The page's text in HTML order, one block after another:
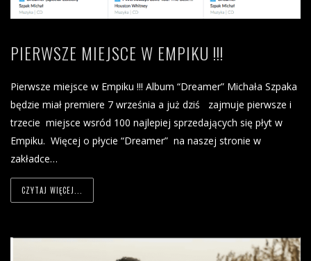
PIERWSZE MIEJSCE W EMPIKU !!!
Pierwsze miejsce w Empiku !!! Album “Dreamer” Michała Szpaka
będzie miał premiere 7 września a już dziś zajmuje pierwsze i
trzecie miejsce wsród 100 najlepiej sprzedających się płyt w
Empiku. Więcej o płycie “Dreamer” na naszej stronie w
zakładce…
CZYTAJ WIĘCEJ...